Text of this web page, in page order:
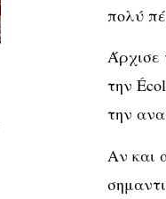
πολύ
Άρχισε
την
την
Αν και